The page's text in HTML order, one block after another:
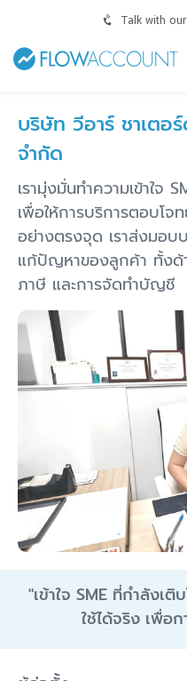
Talk with
บริษัท วีอาร์ ชาเตอ
จำกัด
เรามุ่งมั่นทำความเข้าใจ
เพื่อให้การบริการตอบโ
อย่างตรงจุด เราส่งมอบ
แก้ปัญหาของลูกค้า ทั้งด้
ภาษี และการจัดทำบัญชี
"เข้าใจ SME ที่กำลัง
ใช้ได้จริง เพื่อ